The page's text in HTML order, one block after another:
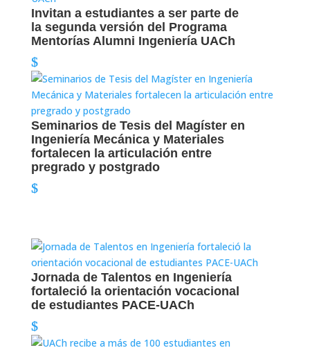
Invitan a estudiantes a ser parte de
la segunda versión del Programa
Mentorías Alumni Ingeniería UACh
Seminarios de Tesis del Magíster en
Ingeniería Mecánica y Materiales
fortalecen la articulación entre
pregrado y postgrado
Jornada de Talentos en Ingeniería
fortaleció la orientación vocacional
de estudiantes PACE-UACh